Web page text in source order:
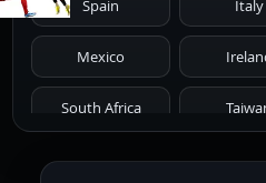
1966 1965 1964
1959
Spain Italy
Mexico
South Africa
Netherlands